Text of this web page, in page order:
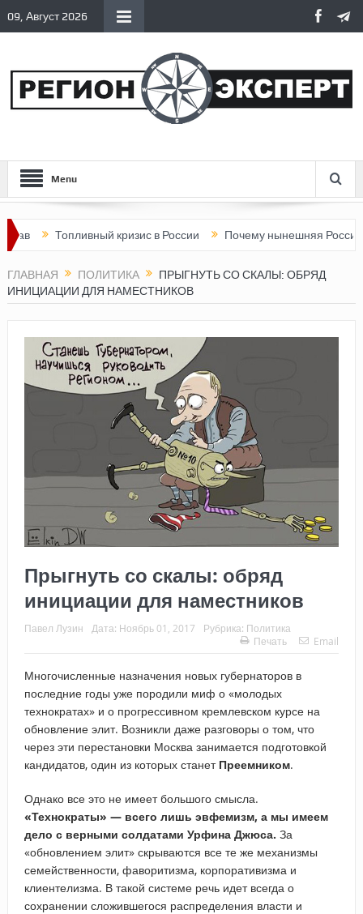
09, Август 2026
Menu
Топливный кризис в России Почему нынешняя Россия стала
ГЛАВНАЯ ПОЛИТИКА
ПРЫГНУТЬ СО СКАЛЫ: ОБРЯД
ИНИЦИАЦИИ ДЛЯ НАМЕСТНИКОВ
Прыгнуть со скалы: обряд
инициации для наместников
Павел Лузин Дата: Ноябрь 01, 2017 Рубрика: Политика
Печать
Email
Многочисленные назначения новых губернаторов в
последние годы уже породили миф о «молодых
технократах» и о прогрессивном кремлевском курсе на
обновление элит. Возникли даже разговоры о том, что
через эти перестановки Москва занимается подготовкой
кандидатов, один из которых станет Преемником.
Однако все это не имеет большого смысла.
«Технократы» — всего лишь эвфемизм, а мы имеем
дело с верными солдатами Урфина Джюса. За
«обновлением элит» скрываются все те же механизмы
семейственности, фаворитизма, корпоративизма и
клиентелизма. В такой системе речь идет всегда о
сохранении сложившегося распределения власти и